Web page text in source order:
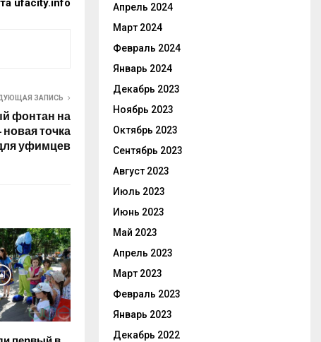
ufacity.info
ЗАПИСЬ
фонтан на
точка
уфимцев
Апрель 2024
Март 2024
Февраль 2024
Январь 2024
Декабрь 2023
Ноябрь 2023
Октябрь 2023
Сентябрь 2023
Август 2023
Июль 2023
Июнь 2023
Май 2023
Апрель 2023
Март 2023
Февраль 2023
Январь 2023
Декабрь 2022